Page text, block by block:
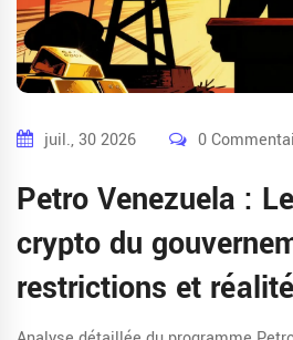
juil., 30 2026 0
Petro Venezuela :
crypto du
restrictions et